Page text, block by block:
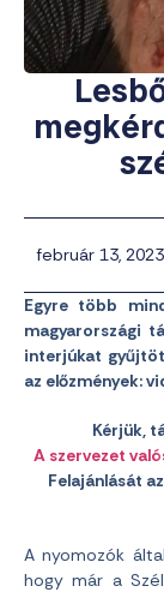
február 13, 2023
Egyre több
magyarországi
interjúkat
az előzmények:
Kérjük,
A szervezet
Felajánlását
A nyomozók
hogy már a